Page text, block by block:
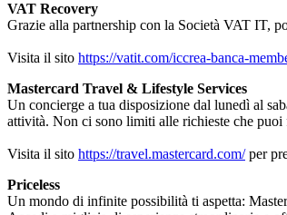
VAT Recovery
Grazie alla partnership con la Società VAT IT,
Visita il sito https://vatit.com/iccrea-banca-
Mastercard Travel & Lifestyle Services
Un concierge a tua disposizione dal lunedì al
attività. Non ci sono limiti alle richieste che puoi
Visita il sito https://travel.mastercard.com/per
Priceless
Un mondo di infinite possibilità ti aspetta: